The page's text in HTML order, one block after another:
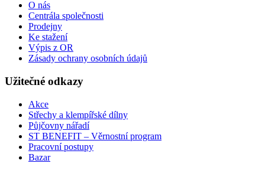
O nás
Centrála společnosti
Prodejny
Ke stažení
Výpis z OR
Zásady ochrany osobních údajů
Užitečné odkazy
Akce
Střechy a klempířské dílny
Půjčovny nářadí
ST BENEFIT – Věrnostní program
Pracovní postupy
Bazar